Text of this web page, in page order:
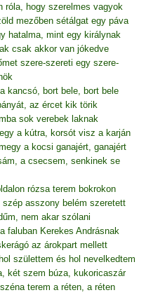
róla, hogy szerelmes vagyok
mezőben sétálgat egy páva
hatalma, mint egy királynak
csak akkor van jókedve
szere-szereti egy szere-
kancsó, bort bele, bort bele
az ércet kik törik
sok verebek laknak
a kútra, korsót visz a karján
a kocsi ganajért, ganajért
a csecsem, senkinek se
rózsa terem bokrokon
szép asszony belém szeretett
nem akar szólani
faluban Kerekes Andrásnak
az árokpart mellett
születtem és hol nevelkedtem
két szem búza, kukoricaszár
terem a réten, a réten